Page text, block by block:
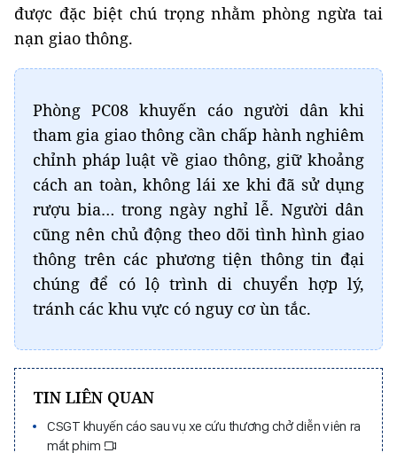
được đặc biệt chú trọng nhằm phòng ngừa tai
nạn giao thông.
Phòng PC08 khuyến cáo người dân khi
tham gia giao thông cần chấp hành nghiêm
chỉnh pháp luật về giao thông, giữ khoảng
cách an toàn, không lái xe khi đã sử dụng
rượu bia… trong ngày nghỉ lễ. Người dân
cũng nên chủ động theo dõi tình hình giao
thông trên các phương tiện thông tin đại
chúng để có lộ trình di chuyển hợp lý,
tránh các khu vực có nguy cơ ùn tắc.
TIN LIÊN QUAN
CSGT khuyến cáo sau vụ xe cứu thương chở diễn viên ra
mắt phim